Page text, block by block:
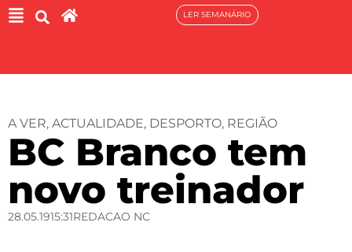
LER SEMANÁRIO
A VER, ACTUALIDADE, DESPORTO, REGIÃO
BC Branco tem
novo treinador
28.05.1915:31REDACAO NC